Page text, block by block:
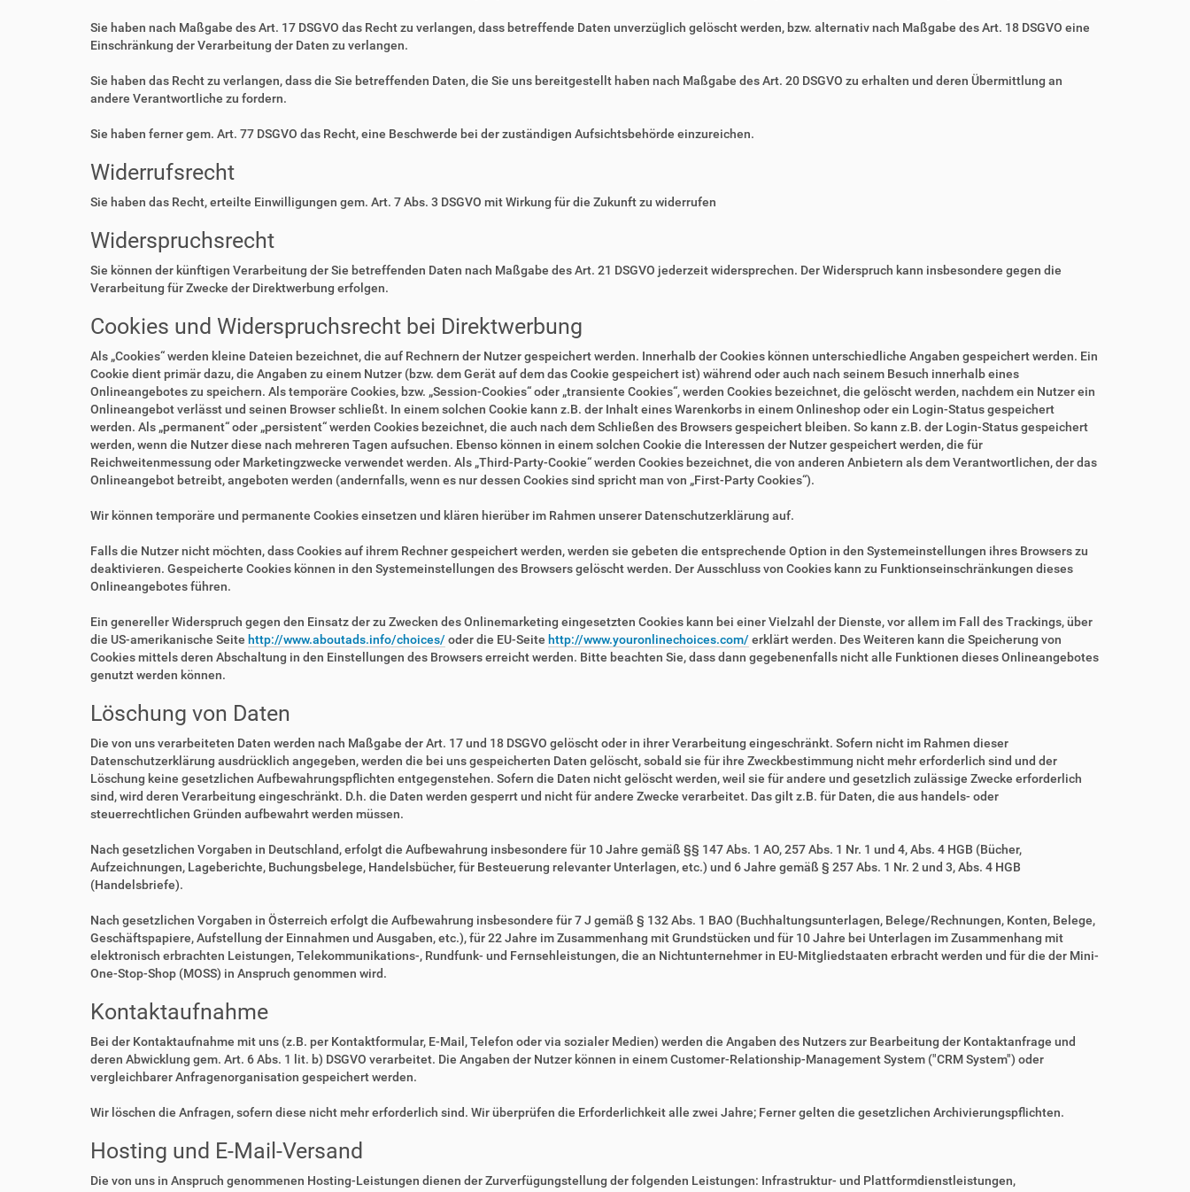
Sie haben nach Maßgabe des Art. 17 DSGVO das Recht zu verlangen, dass betreffende Daten unverzüglich gelöscht werden, bzw. alternativ nach Maßgabe des Art. 18 DSGVO eine
Einschränkung der Verarbeitung der Daten zu verlangen.
Sie haben das Recht zu verlangen, dass die Sie betreffenden Daten, die Sie uns bereitgestellt haben nach Maßgabe des Art. 20 DSGVO zu erhalten und deren Übermittlung an
andere Verantwortliche zu fordern.
Sie haben ferner gem. Art. 77 DSGVO das Recht, eine Beschwerde bei der zuständigen Aufsichtsbehörde einzureichen.
Widerrufsrecht
Sie haben das Recht, erteilte Einwilligungen gem. Art. 7 Abs. 3 DSGVO mit Wirkung für die Zukunft zu widerrufen
Widerspruchsrecht
Sie können der künftigen Verarbeitung der Sie betreffenden Daten nach Maßgabe des Art. 21 DSGVO jederzeit widersprechen. Der Widerspruch kann insbesondere gegen die
Verarbeitung für Zwecke der Direktwerbung erfolgen.
Cookies und Widerspruchsrecht bei Direktwerbung
Als „Cookies“ werden kleine Dateien bezeichnet, die auf Rechnern der Nutzer gespeichert werden. Innerhalb der Cookies können unterschiedliche Angaben gespeichert werden. Ein
Cookie dient primär dazu, die Angaben zu einem Nutzer (bzw. dem Gerät auf dem das Cookie gespeichert ist) während oder auch nach seinem Besuch innerhalb eines
Onlineangebotes zu speichern. Als temporäre Cookies, bzw. „Session-Cookies“ oder „transiente Cookies“, werden Cookies bezeichnet, die gelöscht werden, nachdem ein Nutzer ein
Onlineangebot verlässt und seinen Browser schließt. In einem solchen Cookie kann z.B. der Inhalt eines Warenkorbs in einem Onlineshop oder ein Login-Status gespeichert
werden. Als „permanent“ oder „persistent“ werden Cookies bezeichnet, die auch nach dem Schließen des Browsers gespeichert bleiben. So kann z.B. der Login-Status gespeichert
werden, wenn die Nutzer diese nach mehreren Tagen aufsuchen. Ebenso können in einem solchen Cookie die Interessen der Nutzer gespeichert werden, die für
Reichweitenmessung oder Marketingzwecke verwendet werden. Als „Third-Party-Cookie“ werden Cookies bezeichnet, die von anderen Anbietern als dem Verantwortlichen, der das
Onlineangebot betreibt, angeboten werden (andernfalls, wenn es nur dessen Cookies sind spricht man von „First-Party Cookies“).
Wir können temporäre und permanente Cookies einsetzen und klären hierüber im Rahmen unserer Datenschutzerklärung auf.
Falls die Nutzer nicht möchten, dass Cookies auf ihrem Rechner gespeichert werden, werden sie gebeten die entsprechende Option in den Systemeinstellungen ihres Browsers zu
deaktivieren. Gespeicherte Cookies können in den Systemeinstellungen des Browsers gelöscht werden. Der Ausschluss von Cookies kann zu Funktionseinschränkungen dieses
Onlineangebotes führen.
Ein genereller Widerspruch gegen den Einsatz der zu Zwecken des Onlinemarketing eingesetzten Cookies kann bei einer Vielzahl der Dienste, vor allem im Fall des Trackings, über
die US-amerikanische Seite http://www.aboutads.info/choices/ oder die EU-Seite http://www.youronlinechoices.com/ erklärt werden. Des Weiteren kann die Speicherung von
Cookies mittels deren Abschaltung in den Einstellungen des Browsers erreicht werden. Bitte beachten Sie, dass dann gegebenenfalls nicht alle Funktionen dieses Onlineangebotes
genutzt werden können.
Löschung von Daten
Die von uns verarbeiteten Daten werden nach Maßgabe der Art. 17 und 18 DSGVO gelöscht oder in ihrer Verarbeitung eingeschränkt. Sofern nicht im Rahmen dieser
Datenschutzerklärung ausdrücklich angegeben, werden die bei uns gespeicherten Daten gelöscht, sobald sie für ihre Zweckbestimmung nicht mehr erforderlich sind und der
Löschung keine gesetzlichen Aufbewahrungspflichten entgegenstehen. Sofern die Daten nicht gelöscht werden, weil sie für andere und gesetzlich zulässige Zwecke erforderlich
sind, wird deren Verarbeitung eingeschränkt. D.h. die Daten werden gesperrt und nicht für andere Zwecke verarbeitet. Das gilt z.B. für Daten, die aus handels- oder
steuerrechtlichen Gründen aufbewahrt werden müssen.
Nach gesetzlichen Vorgaben in Deutschland, erfolgt die Aufbewahrung insbesondere für 10 Jahre gemäß §§ 147 Abs. 1 AO, 257 Abs. 1 Nr. 1 und 4, Abs. 4 HGB (Bücher,
Aufzeichnungen, Lageberichte, Buchungsbelege, Handelsbücher, für Besteuerung relevanter Unterlagen, etc.) und 6 Jahre gemäß § 257 Abs. 1 Nr. 2 und 3, Abs. 4 HGB
(Handelsbriefe).
Nach gesetzlichen Vorgaben in Österreich erfolgt die Aufbewahrung insbesondere für 7 J gemäß § 132 Abs. 1 BAO (Buchhaltungsunterlagen, Belege/Rechnungen, Konten, Belege,
Geschäftspapiere, Aufstellung der Einnahmen und Ausgaben, etc.), für 22 Jahre im Zusammenhang mit Grundstücken und für 10 Jahre bei Unterlagen im Zusammenhang mit
elektronisch erbrachten Leistungen, Telekommunikations-, Rundfunk- und Fernsehleistungen, die an Nichtunternehmer in EU-Mitgliedstaaten erbracht werden und für die der Mini-
One-Stop-Shop (MOSS) in Anspruch genommen wird.
Kontaktaufnahme
Bei der Kontaktaufnahme mit uns (z.B. per Kontaktformular, E-Mail, Telefon oder via sozialer Medien) werden die Angaben des Nutzers zur Bearbeitung der Kontaktanfrage und
deren Abwicklung gem. Art. 6 Abs. 1 lit. b) DSGVO verarbeitet. Die Angaben der Nutzer können in einem Customer-Relationship-Management System ("CRM System") oder
vergleichbarer Anfragenorganisation gespeichert werden.
Wir löschen die Anfragen, sofern diese nicht mehr erforderlich sind. Wir überprüfen die Erforderlichkeit alle zwei Jahre; Ferner gelten die gesetzlichen Archivierungspflichten.
Hosting und E-Mail-Versand
Die von uns in Anspruch genommenen Hosting-Leistungen dienen der Zurverfügungstellung der folgenden Leistungen: Infrastruktur- und Plattformdienstleistungen,